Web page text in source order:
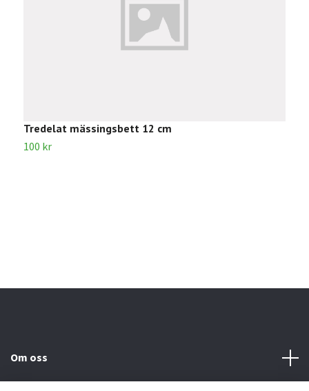
Tredelat mässingsbett 12 cm
100 kr
Om oss